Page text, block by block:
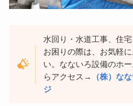
水回り・水道工事、住
お困りの際は、お気軽
い。なないろ設備のホ
らアクセス→
（株）な
ジ